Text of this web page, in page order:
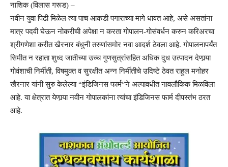
नाशिक (विलास गरूड) –
नवीन युवा पिढी मिळेल त्या पाच आकडी पगाराच्या मागे धावत आहे, असे असतांना
मात्र पदवी घेऊन नोकरीची अपेक्षा न करता गोपालन-गोसंवर्धन करुन करिअरचा
श्रीगणेशा करीत खैरनार बंधुनी तरुणांसमोर नवा आदर्श ठेवला आहे. गोपालनापर्यंत
सिमीत न रहाता शुध्द जातीच्या उच्च गुणसुत्रांसहित अधिक दुध उत्पादन देणार्‍या
गोवंशाची निर्मीती, विषमुक्त व सुरक्षीत अन्न निर्मीतीचे उदिष्टे ठेवत राहुल मनोहर
खैरनार यांनी सुरु केलेल्या “इंडिजिनस फार्म”ने अल्पावधीत नावलौकिक मिळविला
आहे. या क्षेत्रात येणार्‍या नवीन गोपालकांना त्यांचा इंडिजिनस फार्म दीपस्तंभ ठरत
आहे.